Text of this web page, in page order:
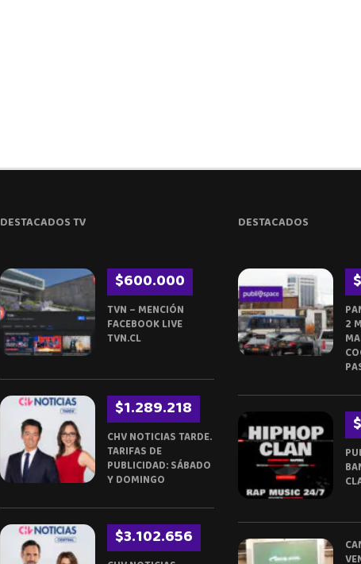
DESTACADOS TV
$600.000
TVN – MENCIÓN
FACEBOOK LIVE
TVN.CL
$1.289.218
CHV NOTICIAS TARDE.
TARIFAS DE
PUBLICIDAD: SÁBADO
Y DOMINGO
$3.102.656
DESTACADOS
2